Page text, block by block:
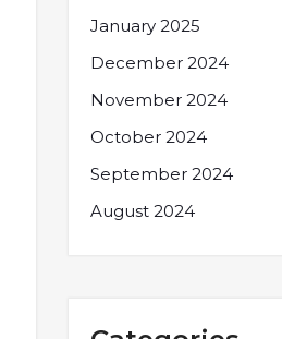
January 2025
December 2024
November 2024
October 2024
September 2024
August 2024